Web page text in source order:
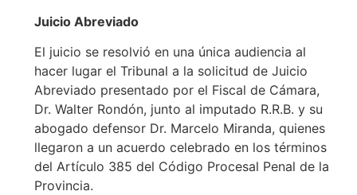
Juicio Abreviado
El juicio se resolvió en una única audiencia al
hacer lugar el Tribunal a la solicitud de Juicio
Abreviado presentado por el Fiscal de Cámara,
Dr. Walter Rondón, junto al imputado R.R.B. y su
abogado defensor Dr. Marcelo Miranda, quienes
llegaron a un acuerdo celebrado en los términos
del Artículo 385 del Código Procesal Penal de la
Provincia.